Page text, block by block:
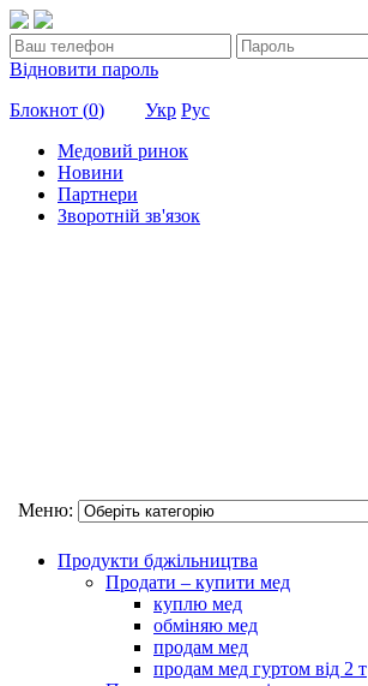
Відновити пароль
Блокнот (0) Укр Рус
Медовий ринок
Новини
Партнери
Зворотній зв'язок
Меню:
Продукти бджільництва
Продати – купити мед
куплю мед
обміняю мед
продам мед
продам мед гуртом від 2 т